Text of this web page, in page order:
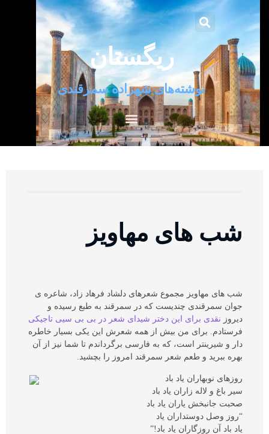
ریگستان
نوشته‌های شهزاده سمرقندی
شب های مهاویز
شب های مهاویز مجموع شعرهای دلشاد فرهاد زاد، شاعره ی
جوان سمرقندی چندیست که در سمرقند به طبع رسیده و
دیروز نقدی برای این دختر شیدای شعر در بی بی سیی تاجیکی
فرستادم. برای من بیش از همه شعرش این یکی بسیار خاطره
دار و شیرینتر است، که به فارسی برگرداندم تا شما نیز از آن
بهره ببرید و طعم شعر سمرقند امروز را بچشید.
روزهای نوبهاران یاد باد
سیر باغ و لاله زاران یاد باد
صحبت جانبخش یاران یاد باد
“روز وصل دوستداران یاد
یاد باد آن روزگاران یاد باد!”